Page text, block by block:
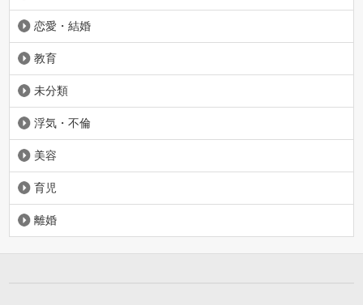
恋愛・結婚
教育
未分類
浮気・不倫
美容
育児
離婚